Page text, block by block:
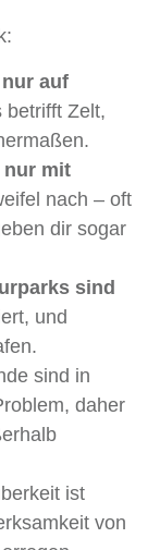
auf
betrifft Zelt,
nur mit
nach – oft
dir sogar
sind
und
sind in
daher
ist
von